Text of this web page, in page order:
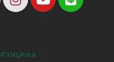
วนบุคคล